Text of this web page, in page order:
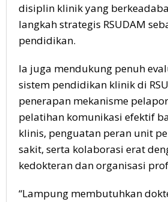
disiplin klinik yang
langkah strategis RSUDAM
pendidikan.
Ia juga mendukung penuh
sistem pendidikan klinik di
penerapan mekanisme
pelatihan komunikasi efektif
klinis, penguatan peran unit
sakit, serta kolaborasi erat
kedokteran dan organisasi
“Lampung membutuhkan